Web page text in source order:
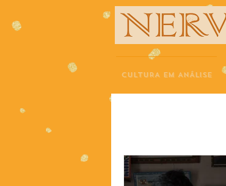
NERVOS
CULTURA EM ANÁLISE